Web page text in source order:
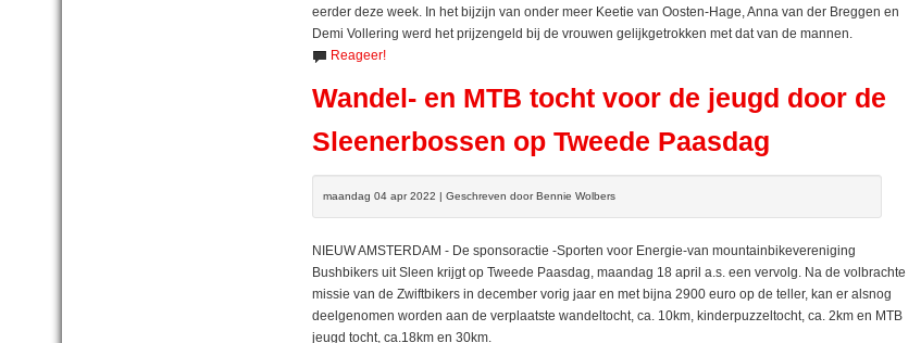
eerder deze week. In het bijzijn van onder meer Keetie van Oosten-Hage, Anna van der Breggen en
Demi Vollering werd het prijzengeld bij de vrouwen gelijkgetrokken met dat van de mannen.
Reageer!
Wandel- en MTB tocht voor de jeugd door de
Sleenerbossen op Tweede Paasdag
maandag 04 apr 2022 | Geschreven door Bennie Wolbers
NIEUW AMSTERDAM - De sponsoractie -Sporten voor Energie-van mountainbikevereniging
Bushbikers uit Sleen krijgt op Tweede Paasdag, maandag 18 april a.s. een vervolg. Na de volbrachte
missie van de Zwiftbikers in december vorig jaar en met bijna 2900 euro op de teller, kan er alsnog
deelgenomen worden aan de verplaatste wandeltocht, ca. 10km, kinderpuzzeltocht, ca. 2km en MTB
jeugd tocht, ca.18km en 30km.